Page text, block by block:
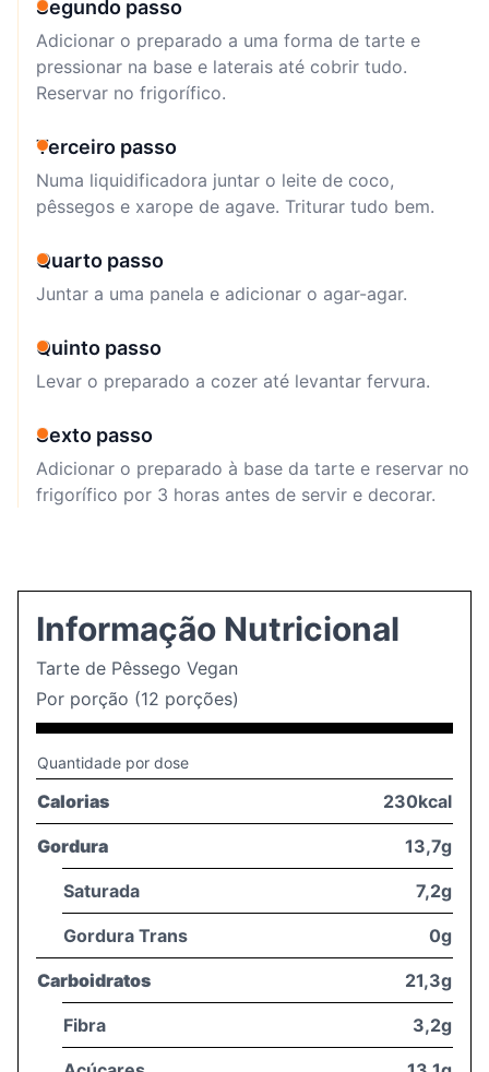
Segundo passo
Adicionar o preparado a uma forma de tarte e
pressionar na base e laterais até cobrir tudo.
Reservar no frigorífico.
Terceiro passo
Numa liquidificadora juntar o leite de coco,
pêssegos e xarope de agave. Triturar tudo bem.
Quarto passo
Juntar a uma panela e adicionar o agar-agar.
Quinto passo
Levar o preparado a cozer até levantar fervura.
Sexto passo
Adicionar o preparado à base da tarte e reservar no
frigorífico por 3 horas antes de servir e decorar.
Informação Nutricional
Tarte de Pêssego Vegan
Por porção (12 porções)
Quantidade por dose
Calorias 230kcal
Gordura 13,7g
Saturada 7,2g
Gordura Trans 0g
Carboidratos 21,3g
Fibra 3,2g